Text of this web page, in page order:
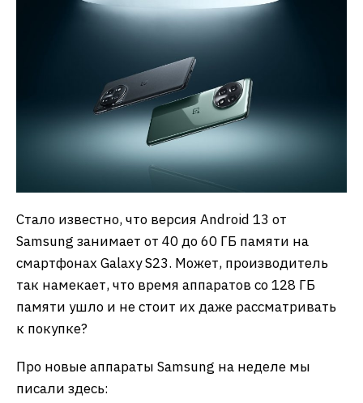
Стало известно, что версия Android 13 от
Samsung занимает от 40 до 60 ГБ памяти на
смартфонах Galaxy S23. Может, производитель
так намекает, что время аппаратов со 128 ГБ
памяти ушло и не стоит их даже рассматривать
к покупке?
Про новые аппараты Samsung на неделе мы
писали здесь: